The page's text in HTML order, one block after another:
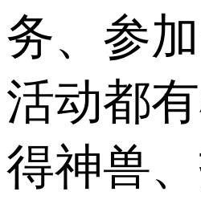
务、参
活动都
得神兽